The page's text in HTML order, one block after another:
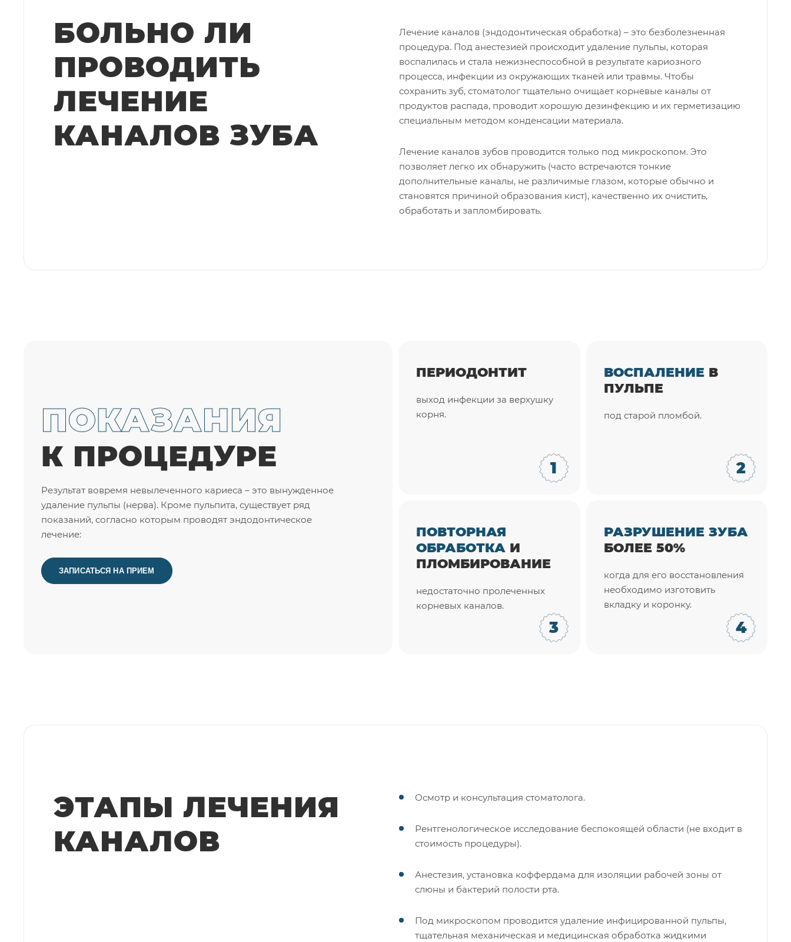
БОЛЬНО ЛИ
ПРОВОДИТЬ
ЛЕЧЕНИЕ
КАНАЛОВ ЗУБА
Лечение каналов (эндодонтическая обработка) – это безболезненная
процедура. Под анестезией происходит удаление пульпы, которая
воспалилась и стала нежизнеспособной в результате кариозного
процесса, инфекции из окружающих тканей или травмы. Чтобы
сохранить зуб, стоматолог тщательно очищает корневые каналы от
продуктов распада, проводит хорошую дезинфекцию и их герметизацию
специальным методом конденсации материала.
Лечение каналов зубов проводится только под микроскопом. Это
позволяет легко их обнаружить (часто встречаются тонкие
дополнительные каналы, не различимые глазом, которые обычно и
становятся причиной образования кист), качественно их очистить,
обработать и запломбировать.
ПОКАЗАНИЯ
К ПРОЦЕДУРЕ
Результат вовремя невылеченного кариеса – это вынужденное
удаление пульпы (нерва). Кроме пульпита, существует ряд
показаний, согласно которым проводят эндодонтическое
лечение:
ЗАПИСАТЬСЯ НА ПРИЕМ
ПЕРИОДОНТИТ
выход инфекции за верхушку
корня.
ВОСПАЛЕНИЕВ
ПУЛЬПЕ
под старой пломбой.
ПОВТОРНАЯ
ОБРАБОТКА И
ПЛОМБИРОВАНИЕ
недостаточно пролеченных
корневых каналов.
РАЗРУШЕНИЕ ЗУБА
БОЛЕЕ 50%
когда для его восстановления
необходимо изготовить
вкладку и коронку.
ЭТАПЫ ЛЕЧЕНИЯ
КАНАЛОВ
Осмотр и консультация стоматолога.
Рентгенологическое исследование беспокоящей области (не входит в
стоимость процедуры).
Анестезия, установка коффердама для изоляции рабочей зоны от
слюны и бактерий полости рта.
Под микроскопом проводится удаление инфицированной пульпы,
тщательная механическая и медицинская обработка жидкими